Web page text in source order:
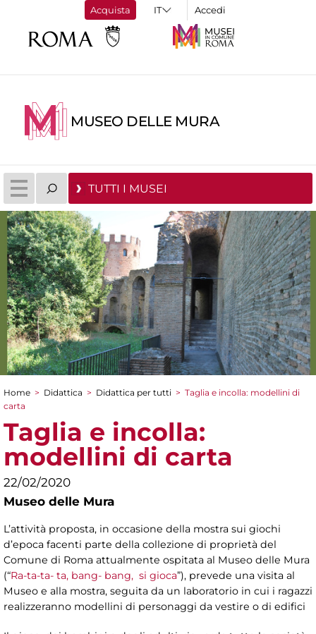
Acquista Accedi
MUSEO DELLE MURA
TUTTI I MUSEI
Tu sei qui
Home > Didattica > Didattica per tutti > Taglia e incolla: modellini di
carta
Taglia e incolla:
modellini di carta
22/02/2020
Museo delle Mura
L’attività proposta, in occasione della mostra sui giochi
d’epoca facenti parte della collezione di proprietà del
Comune di Roma attualmente ospitata al Museo delle Mura
(“Ra-ta-ta- ta, bang- bang, si gioca”), prevede una visita al
Museo e alla mostra, seguita da un laboratorio in cui i ragazzi
realizzeranno modellini di personaggi da vestire o di edifici